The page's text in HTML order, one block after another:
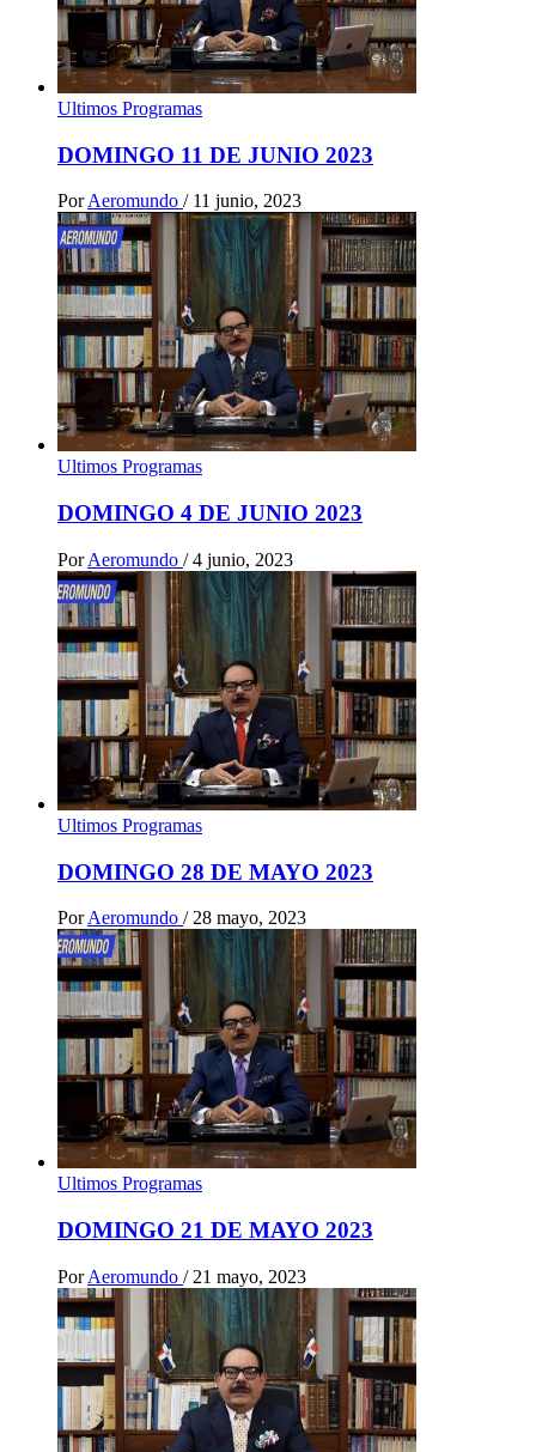
Ultimos Programas
DOMINGO 11 DE JUNIO 2023
PorAeromundo / 11 junio, 2023
Ultimos Programas
DOMINGO 4 DE JUNIO 2023
Por Aeromundo / 4 junio, 2023
Ultimos Programas
DOMINGO 28 DE MAYO 2023
Por Aeromundo / 28 mayo, 2023
Ultimos Programas
DOMINGO 21 DE MAYO 2023
Por Aeromundo / 21 mayo, 2023